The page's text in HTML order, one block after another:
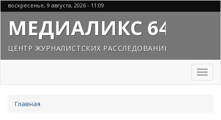
Перейти
к
основному
содержанию
воскресенье, 9 августа, 2026 - 11:09
МЕДИАЛИКС 64
ЦЕНТР ЖУРНАЛИСТСКИХ РАССЛЕДОВАНИЙ
Toggle
здесь
Главная